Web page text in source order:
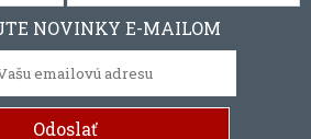
NOVINKY E-MAILOM